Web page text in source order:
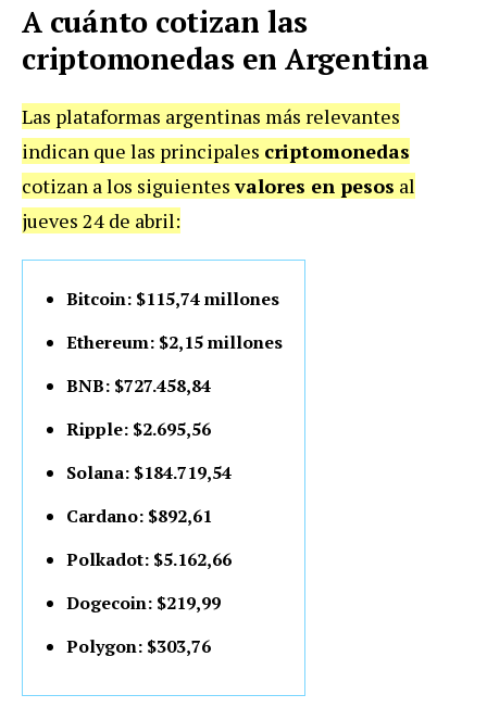
A cuánto cotizan las
criptomonedas en Argentina
Las plataformas argentinas más relevantes
indican que las principales criptomonedas
cotizan a los siguientesvalores en pesos al
jueves 24 de abril:
Bitcoin: $115,74 millones
Ethereum: $2,15 millones
BNB: $727.458,84
Ripple: $2.695,56
Solana: $184.719,54
Cardano: $892,61
Polkadot: $5.162,66
Dogecoin: $219,99
Polygon: $303,76